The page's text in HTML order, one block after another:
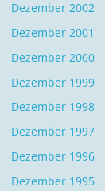
Dezember 2002
Dezember 2001
Dezember 2000
Dezember 1999
Dezember 1998
Dezember 1997
Dezember 1996
Dezember 1995